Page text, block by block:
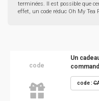
terminées. Il est possible que
effet, un code réduc Oh My Tea
code
Un
code :